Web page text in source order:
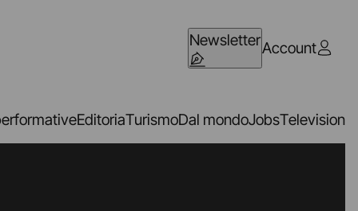
NewsletterAccount
EditoriaTurismoDal mondoJobsTelevision